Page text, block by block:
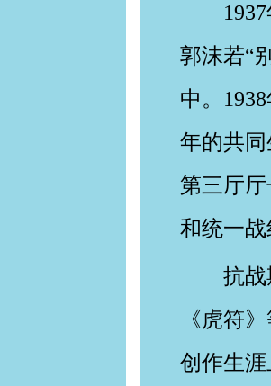
郭沫若“
中。
年的共
第三厅
和统一
抗
《虎符
创作生